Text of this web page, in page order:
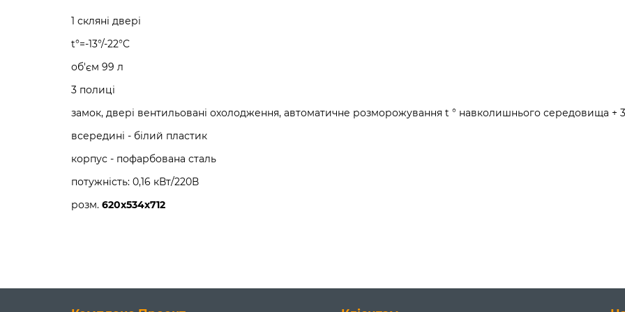
1 скляні двері
t°=-13°/-22°C
об'єм 99 л
3 полиці
замок, двері вентильовані охолодження, автоматичне розморожування t ° навколишнього середовища +
всередині - білий пластик
корпус - пофарбована сталь
потужність: 0,16 кВт/220В
розм. 620х534х712